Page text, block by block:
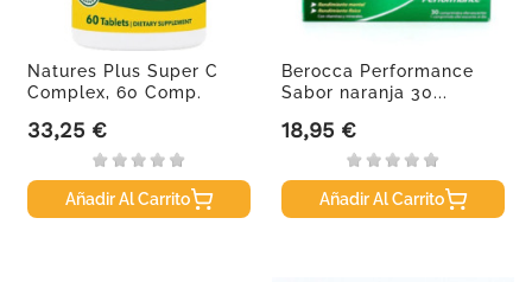
Natures Plus Super C
Complex, 60 Comp.
Precio
33,25 €
Añadir Al Carrito
Berocca Performance
Sabor naranja 30...
Precio
18,95 €
Añadir Al Carrito